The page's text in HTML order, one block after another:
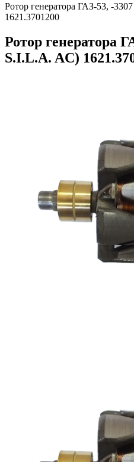
Ротор генератора ГАЗ-53, -
1621.3701200
Ротор генератора
S.I.L.A. AC)